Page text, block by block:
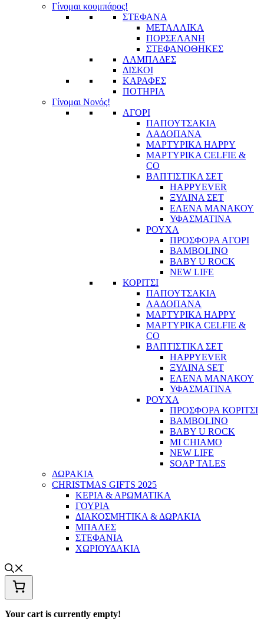
Γίνομαι κουμπάρος!
ΣΤΕΦΑΝΑ
ΜΕΤΑΛΛΙΚΑ
ΠΟΡΣΕΛΑΝΗ
ΣΤΕΦΑΝΟΘΗΚΕΣ
ΛΑΜΠΑΔΕΣ
ΔΙΣΚΟΙ
ΚΑΡΑΦΕΣ
ΠΟΤΗΡΙΑ
Γίνομαι Νονός!
ΑΓΟΡΙ
ΠΑΠΟΥΤΣΑΚΙΑ
ΛΑΔΟΠΑΝΑ
ΜΑΡΤΥΡΙΚΑ HAPPY
ΜΑΡΤΥΡΙΚΑ CELFIE &
CO
ΒΑΠΤΙΣΤΙΚΑ ΣΕΤ
HAPPYEVER
ΞΥΛΙΝΑ ΣΕΤ
ΕΛΕΝΑ ΜΑΝΑΚΟΥ
ΥΦΑΣΜΑΤΙΝΑ
ΡΟΥΧΑ
ΠΡΟΣΦΟΡΑ ΑΓΟΡΙ
BAMBOLINO
BABY U ROCK
NEW LIFE
ΚΟΡΙΤΣΙ
ΠΑΠΟΥΤΣΑΚΙΑ
ΛΑΔΟΠΑΝΑ
ΜΑΡΤΥΡΙΚΑ HAPPY
ΜΑΡΤΥΡΙΚΑ CELFIE &
CO
ΒΑΠΤΙΣΤΙΚΑ ΣΕΤ
HAPPYEVER
ΞΥΛΙΝΑ SET
ΕΛΕΝΑ ΜΑΝΑΚΟΥ
ΥΦΑΣΜΑΤΙΝΑ
ΡΟΥΧΑ
ΠΡΟΣΦΟΡΑ ΚΟΡΙΤΣΙ
BAMBOLINO
BABY U ROCK
MI CHIAMO
NEW LIFE
SOAP TALES
ΔΩΡΑΚΙΑ
CHRISTMAS GIFTS 2025
ΚΕΡΙΑ & ΑΡΩΜΑΤΙΚΑ
ΓΟΥΡΙΑ
ΔΙΑΚΟΣΜΗΤΙΚΑ & ΔΩΡΑΚΙΑ
ΜΠΑΛΕΣ
ΣΤΕΦΑΝΙΑ
ΧΩΡΙΟΥΔΑΚΙΑ
Your cart is currently empty!